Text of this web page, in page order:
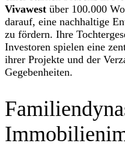
Vivawest über 100.000
darauf, eine nachhaltige
zu fördern. Ihre
Investoren spielen eine
ihrer Projekte und der
Gegebenheiten.